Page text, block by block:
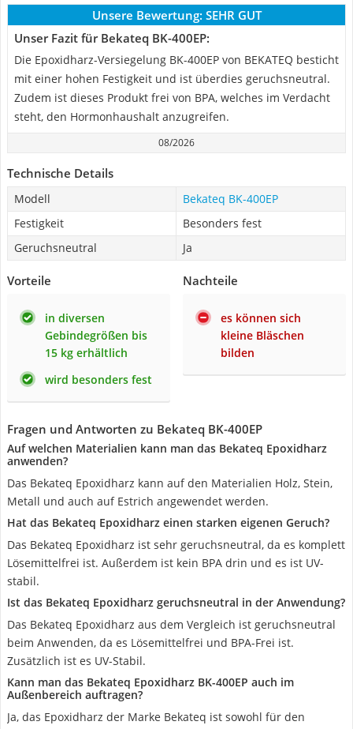
Unsere Bewertung: SEHR GUT
Unser Fazit für Bekateq BK-400EP:
Die Epoxidharz-Versiegelung BK-400EP von BEKATEQ besticht
mit einer hohen Festigkeit und ist überdies geruchsneutral.
Zudem ist dieses Produkt frei von BPA, welches im Verdacht
steht, den Hormonhaushalt anzugreifen.
08/2026
Technische Details
Modell
Bekateq BK-400EP
Festigkeit
Besonders fest
Geruchsneutral
Ja
Vorteile
in diversen
Gebindegrößen bis
15 kg erhältlich
wird besonders fest
Nachteile
es können sich
kleine Bläschen
bilden
Fragen und Antworten zu Bekateq BK-400EP
Auf welchen Materialien kann man das Bekateq Epoxidharz
anwenden?
Das Bekateq Epoxidharz kann auf den Materialien Holz, Stein,
Metall und auch auf Estrich angewendet werden.
Hat das Bekateq Epoxidharz einen starken eigenen Geruch?
Das Bekateq Epoxidharz ist sehr geruchsneutral, da es komplett
Lösemittelfrei ist. Außerdem ist kein BPA drin und es ist UV-
stabil.
Ist das Bekateq Epoxidharz geruchsneutral in der Anwendung?
Das Bekateq Epoxidharz aus dem Vergleich ist geruchsneutral
beim Anwenden, da es Lösemittelfrei und BPA-Frei ist.
Zusätzlich ist es UV-Stabil.
Kann man das Bekateq Epoxidharz BK-400EP auch im
Außenbereich auftragen?
Ja, das Epoxidharz der Marke Bekateq ist sowohl für den